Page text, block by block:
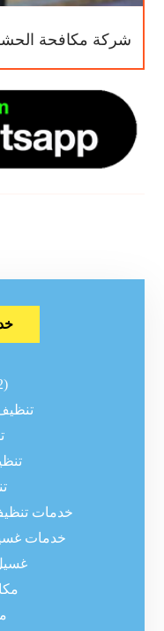
شركة مكافحة الحشرات
خدمات
خدمات